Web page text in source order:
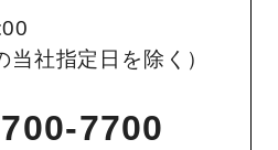
当社指定日を除く）
7700